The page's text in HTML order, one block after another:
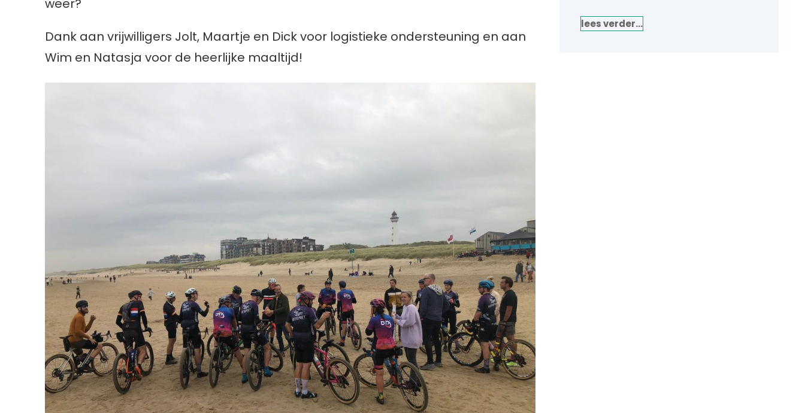
weer?
Dank aan vrijwilligers Jolt, Maartje en Dick voor logistieke ondersteuning en aan
Wim en Natasja voor de heerlijke maaltijd!
lees verder…